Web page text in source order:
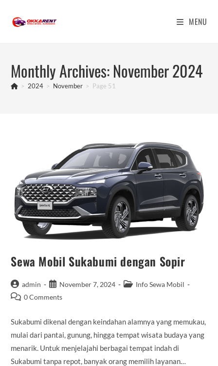
content
MENU
Monthly Archives: November 2024
> 2024 > November > Page 51
Sewa Mobil Sukabumi dengan Sopir
Post
author:
admin
Post
published:
November 7, 2024
PostInfo Sewa Mobil
Post0 Comments
Sukabumi dikenal dengan keindahan alamnya yang memukau,
mulai dari pantai, gunung, hingga tempat wisata budaya yang
menarik. Untuk menjelajahi berbagai tempat indah di
Sukabumi tanpa repot, banyak orang memilih layanan…